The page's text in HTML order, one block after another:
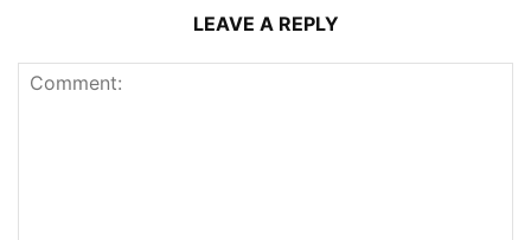
LEAVE A REPLY